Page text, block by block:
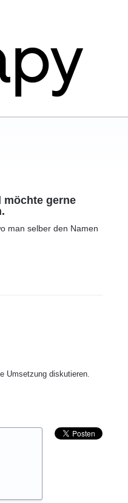
möchte gerne
man selber den Namen
Umsetzung diskutieren.